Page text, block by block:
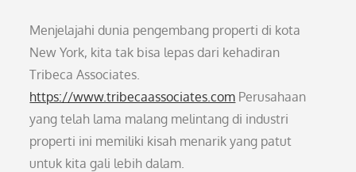
Menjelajahi dunia pengembang properti di kota
New York, kita tak bisa lepas dari kehadiran
Tribeca Associates.
https://www.tribecaassociates.com Perusahaan
yang telah lama malang melintang di industri
properti ini memiliki kisah menarik yang patut
untuk kita gali lebih dalam.